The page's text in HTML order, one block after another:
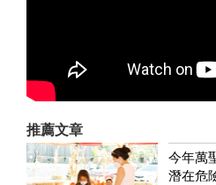
推薦文章
今年萬
潛在危